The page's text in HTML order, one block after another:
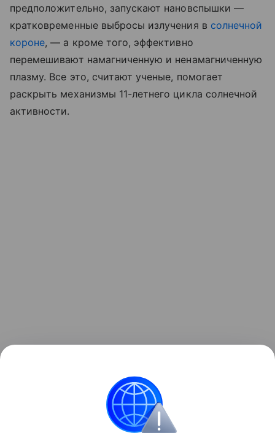
предположительно, запускают нановспышки —
кратковременные выбросы излучения в солнечной
короне, — а кроме того, эффективно
перемешивают намагниченную и ненамагниченную
плазму. Все это, считают ученые, помогает
раскрыть механизмы 11-летнего цикла солнечной
активности.
на видео мощный выброс плазмы из Солнца